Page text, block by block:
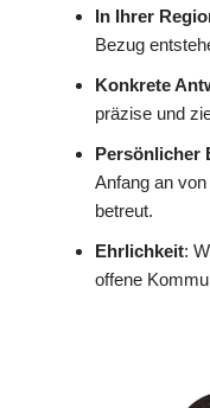
In Ihrer
Bezug
Konkrete
präzise und
Persönlicher
Anfang an
betreut.
Ehrlichkeit:
offene